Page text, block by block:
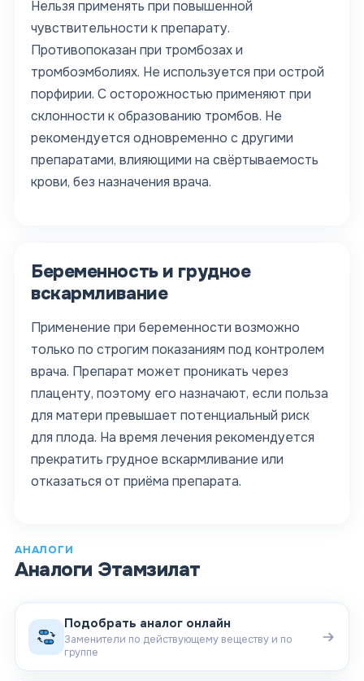
Нельзя применять при повышенной
чувствительности к препарату.
Противопоказан при тромбозах и
тромбоэмболиях. Не используется при острой
порфирии. С осторожностью применяют при
склонности к образованию тромбов. Не
рекомендуется одновременно с другими
препаратами, влияющими на свёртываемость
крови, без назначения врача.
Беременность и грудное
вскармливание
Применение при беременности возможно
только по строгим показаниям под контролем
врача. Препарат может проникать через
плаценту, поэтому его назначают, если польза
для матери превышает потенциальный риск
для плода. На время лечения рекомендуется
прекратить грудное вскармливание или
отказаться от приёма препарата.
АНАЛОГИ
Аналоги Этамзилат
Подобрать аналог онлайн
Заменители по действующему веществу и по
группе